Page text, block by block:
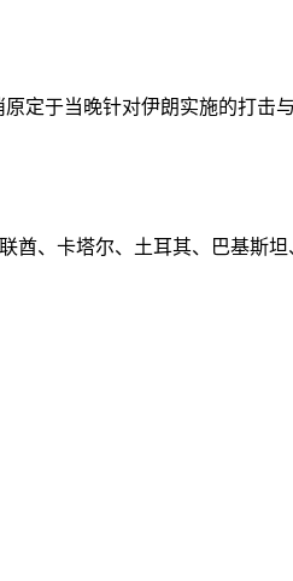
定于当晚针对伊朗实施的打击与
、卡塔尔、土耳其、巴基斯坦